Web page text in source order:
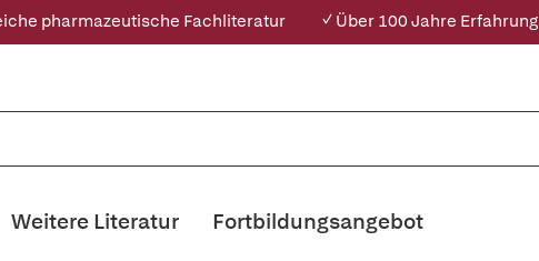
pharmazeutische Fachliteratur ✓ Über 100 Jahre Erfahrung
Weitere Literatur Fortbildungsangebot